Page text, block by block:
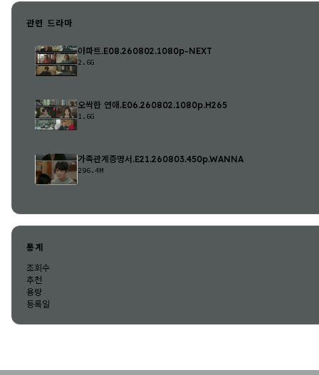
관련 드라마
아파트.E08.260802.1080p-NEXT
2.6G
오싹한 연애.E06.260802.1080p.H265
1.6G
가족관계증명서.E21.260803.450p.WANNA
296.4M
통계
조회수
추천
용량
등록일